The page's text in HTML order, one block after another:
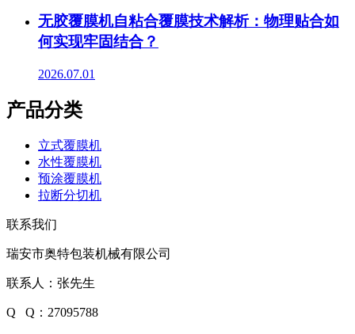
无胶覆膜机自粘合覆膜技术解析：物理贴合如
何实现牢固结合？
2026.07.01
产品分类
立式覆膜机
水性覆膜机
预涂覆膜机
拉断分切机
联系我们
瑞安市奥特包装机械有限公司
联系人：张先生
Q Q：27095788